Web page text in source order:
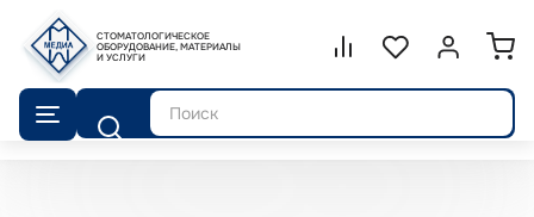
СТОМАТОЛОГИЧЕСКОЕ
ОБОРУДОВАНИЕ, МАТЕРИАЛЫ
И УСЛУГИ
Сравнение.
СписокВойти или
Поиск